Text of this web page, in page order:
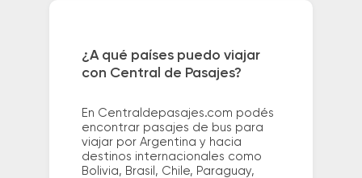
¿A qué países puedo viajar
con Central de Pasajes?
En Centraldepasajes.com podés
encontrar pasajes de bus para
viajar por Argentina y hacia
destinos internacionales como
Bolivia, Brasil, Chile, Paraguay,